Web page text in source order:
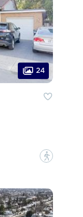
24
?